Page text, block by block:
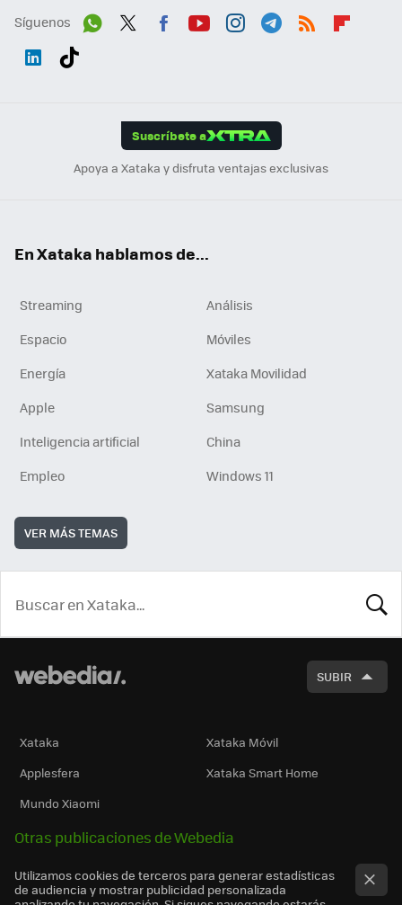
Síguenos
Suscríbete a
Apoya a Xataka y disfruta ventajas exclusivas
En Xataka hablamos de...
Streaming
Análisis
Espacio
Móviles
Energía
Xataka Movilidad
Apple
Samsung
Inteligencia artificial
China
Empleo
Windows 11
VER MÁS TEMAS
SUBIR
Xataka
Xataka Móvil
Applesfera
Xataka Smart Home
Mundo Xiaomi
Otras publicaciones de Webedia
Utilizamos cookies de terceros para generar estadísticas
de audiencia y mostrar publicidad personalizada